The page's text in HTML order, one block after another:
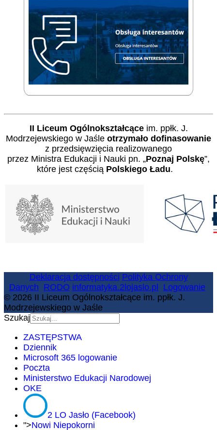
II Liceum Ogólnokształcąceim. ppłk. J.
Modrzejewskiego w Jaśle otrzymało dofinasowanie
z przedsięwzięcia realizowanego
przez Ministra Edukacji i Nauki pn. „Poznaj Polskę”,
które jest częścią Polskiego Ładu.
Deklaracja dostępności Polityka Ochrony
Danych RODO informatyka.2lojaslo.pl
Logowanie
© 2026 II Liceum Ogólnokształcące im. ppłk. J.
Modrzejewskiego w Jaśle
Szukaj
ZASTĘPSTWA
Dziennik
Microsoft 365 logowanie
Poczta
Ministerstwo Edukacji Narodowej
OKE
2 LO Jasło (Facebook)
">Nowi Niepokorni